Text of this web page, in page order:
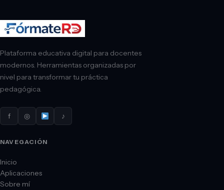
Plataforma educativa digital para docentes
modernos. Herramientas organizadas por
nivel para transformar tu práctica
pedagógica.
f ◎ ♪
NAVEGACIÓN
Inicio
Aplicaciones
Sobre mí